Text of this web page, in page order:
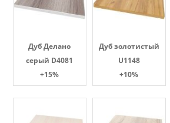
Дуб Делано
серый D4081
+15%
Дуб золотистый
U1148
+10%